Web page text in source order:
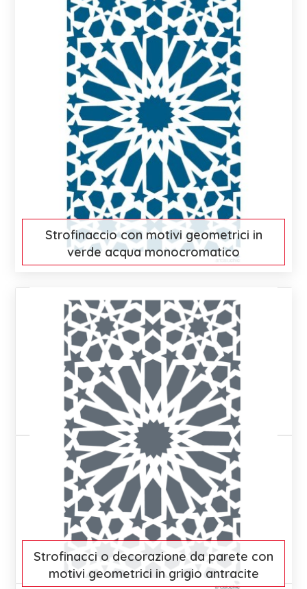
Strofinaccio con motivi geometrici in
verde acqua monocromatico
Strofinacci o decorazione da parete con
motivi geometrici in grigio antracite